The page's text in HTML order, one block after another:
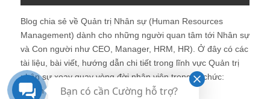
Blog chia sẻ về Quản trị Nhân sự (Human Resources
Management) dành cho những người quan tâm tới Nhân sự
và Con người như CEO, Manager, HRM, HR). Ở đây có các
tài liệu, bài viết, hướng dẫn chi tiết trong lĩnh vực Quản trị
nhân sự xoay quay vòng đời nhân viên trong tổ chức:
Tuyển - Dạy - Dùng - Giữ - Thải.
Bạn có cần Cường hỗ trợ?